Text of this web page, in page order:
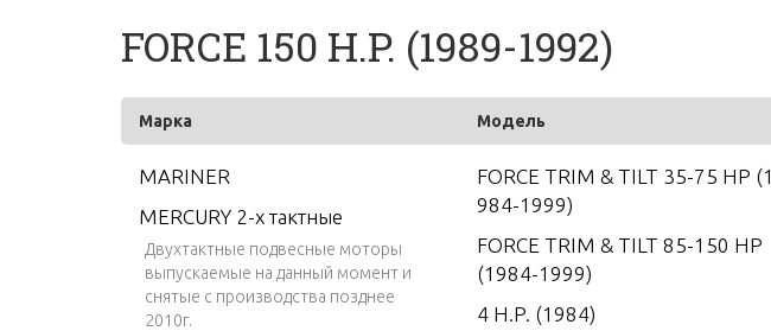
FORCE 150 H.P. (1989-1992)
Марка Модель
MARINER
MERCURY 2-х тактные
Двухтактные подвесные моторы
выпускаемые на данный момент и
снятые с производства позднее
2010г.
FORCE TRIM & TILT 35-75 HP (1
984-1999)
FORCE TRIM & TILT 85-150 HP
(1984-1999)
4 H.P. (1984)